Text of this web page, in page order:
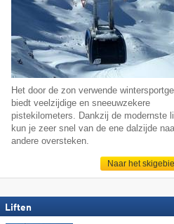
Het door de zon verwende
biedt veelzijdige en sneeuwzekere
pistekilometers. Dankzij de modernste
kun je zeer snel van de ene dalzijde
andere oversteken.
Naar het
Liften